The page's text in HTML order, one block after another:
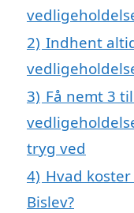
2) Indhent
3) Få nemt 3
tryg ved
4) Hvad
Bislev?